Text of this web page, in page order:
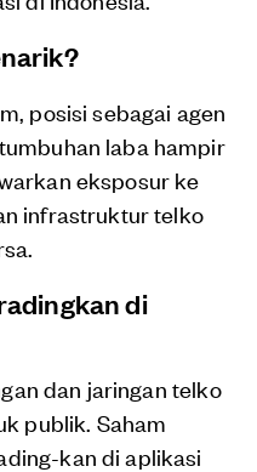
posisi sebagai agen
laba hampir
eksposur ke
infrastruktur telko
di
dan jaringan telko
publik. Saham
kan di aplikasi